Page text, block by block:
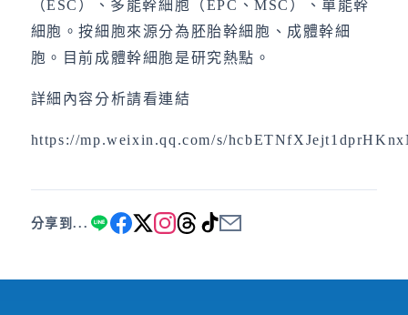
（ESC）、多能幹細胞（EPC、MSC）、單能幹
細胞。按細胞來源分為胚胎幹細胞、成體幹細
胞。目前成體幹細胞是研究熱點。
詳細內容分析請看連結
https://mp.weixin.qq.com/s/
分享到...